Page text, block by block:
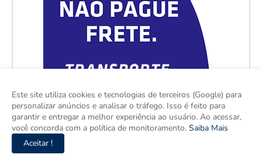
Este site utiliza cookies e tecnologias de terceiros (Google) para
personalizar anúncios e analisar o tráfego. Isso é feito para
garantir e entregar a melhor experiência ao usuário. Ao acessar,
você concorda com a política de monitoramento. Saiba Mais
Aceitar !